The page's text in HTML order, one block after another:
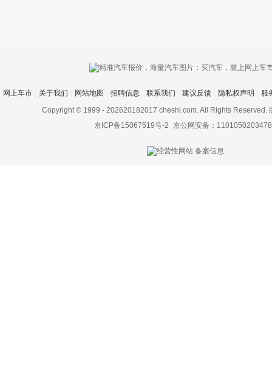
上传图片最多
网上车市 关于我们 网站地图 招聘信息 联系我们 建议反馈 隐私权声明
服
Copyright © 1999 - 202620182017 cheshi.com. All Rights Reserved.
京ICP备15067519号-2 京公网安备：